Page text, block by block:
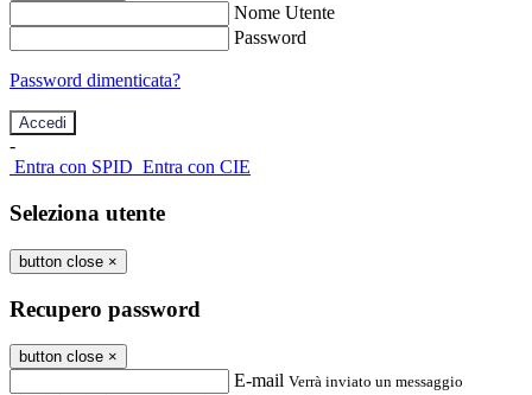
Nome Utente
Password
Password dimenticata?
-
Entra con SPID Entra con CIE
Seleziona utente
button close ×
Recupero password
button close ×
E-mail Verrà inviato un messaggio